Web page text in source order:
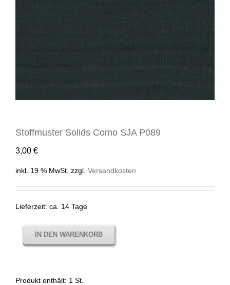
Stoffmuster Solids Como SJA P089
3,00 €
inkl. 19 % MwSt. zzgl. Versandkosten
Lieferzeit: ca. 14 Tage
IN DEN WARENKORB
Produkt enthält: 1 St.